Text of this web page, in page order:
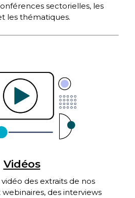
sectorielles, les
les thématiques.
Vidéos
des extraits de nos
des interviews